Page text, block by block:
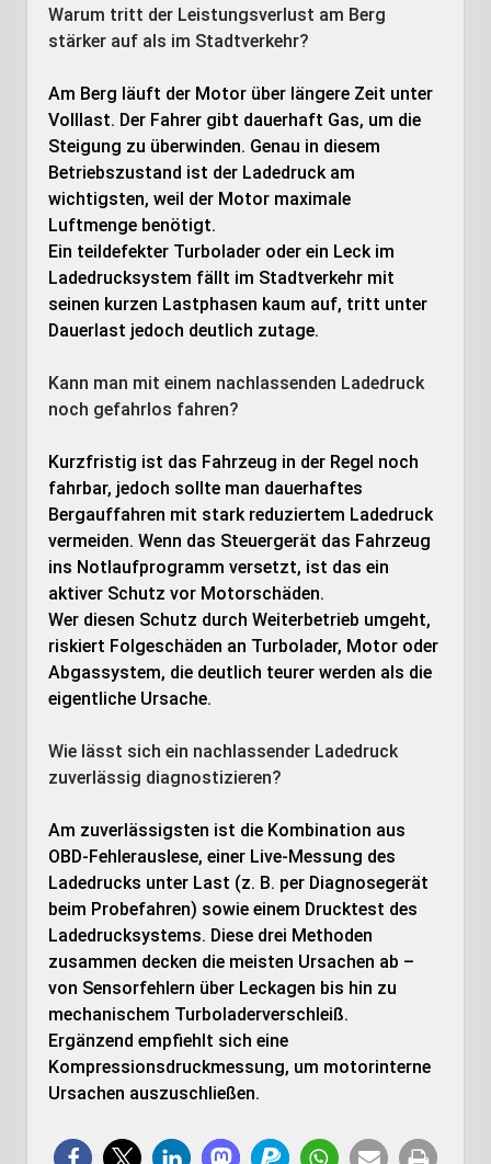
Warum tritt der Leistungsverlust am Berg
stärker auf als im Stadtverkehr?
Am Berg läuft der Motor über längere Zeit unter
Volllast. Der Fahrer gibt dauerhaft Gas, um die
Steigung zu überwinden. Genau in diesem
Betriebszustand ist der Ladedruck am
wichtigsten, weil der Motor maximale
Luftmenge benötigt.
Ein teildefekter Turbolader oder ein Leck im
Ladedrucksystem fällt im Stadtverkehr mit
seinen kurzen Lastphasen kaum auf, tritt unter
Dauerlast jedoch deutlich zutage.
Kann man mit einem nachlassenden Ladedruck
noch gefahrlos fahren?
Kurzfristig ist das Fahrzeug in der Regel noch
fahrbar, jedoch sollte man dauerhaftes
Bergauffahren mit stark reduziertem Ladedruck
vermeiden. Wenn das Steuergerät das Fahrzeug
ins Notlaufprogramm versetzt, ist das ein
aktiver Schutz vor Motorschäden.
Wer diesen Schutz durch Weiterbetrieb umgeht,
riskiert Folgeschäden an Turbolader, Motor oder
Abgassystem, die deutlich teurer werden als die
eigentliche Ursache.
Wie lässt sich ein nachlassender Ladedruck
zuverlässig diagnostizieren?
Am zuverlässigsten ist die Kombination aus
OBD-Fehlerauslese, einer Live-Messung des
Ladedrucks unter Last (z. B. per Diagnosegerät
beim Probefahren) sowie einem Drucktest des
Ladedrucksystems. Diese drei Methoden
zusammen decken die meisten Ursachen ab –
von Sensorfehlern über Leckagen bis hin zu
mechanischem Turboladerverschleiß.
Ergänzend empfiehlt sich eine
Kompressionsdruckmessung, um motorinterne
Ursachen auszuschließen.